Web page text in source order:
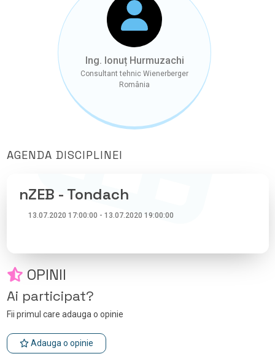
Ing. Ionuț Hurmuzachi
Consultant tehnic Wienerberger
România
AGENDA DISCIPLINEI
nZEB - Tondach
13.07.2020 17:00:00 - 13.07.2020 19:00:00
OPINII
Ai participat?
Fii primul care adauga o opinie
Adauga o opinie